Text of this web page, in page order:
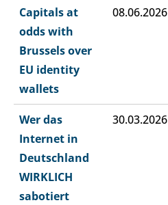
Capitals at
odds with
Brussels over
EU identity
wallets
08.06.2026
Wer das
Internet in
Deutschland
WIRKLICH
sabotiert
30.03.2026